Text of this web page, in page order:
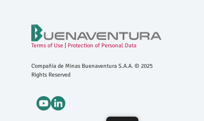
Terms of Use| Protection of Personal Data
Compañía de Minas Buenaventura S.A.A. © 2025
Rights Reserved